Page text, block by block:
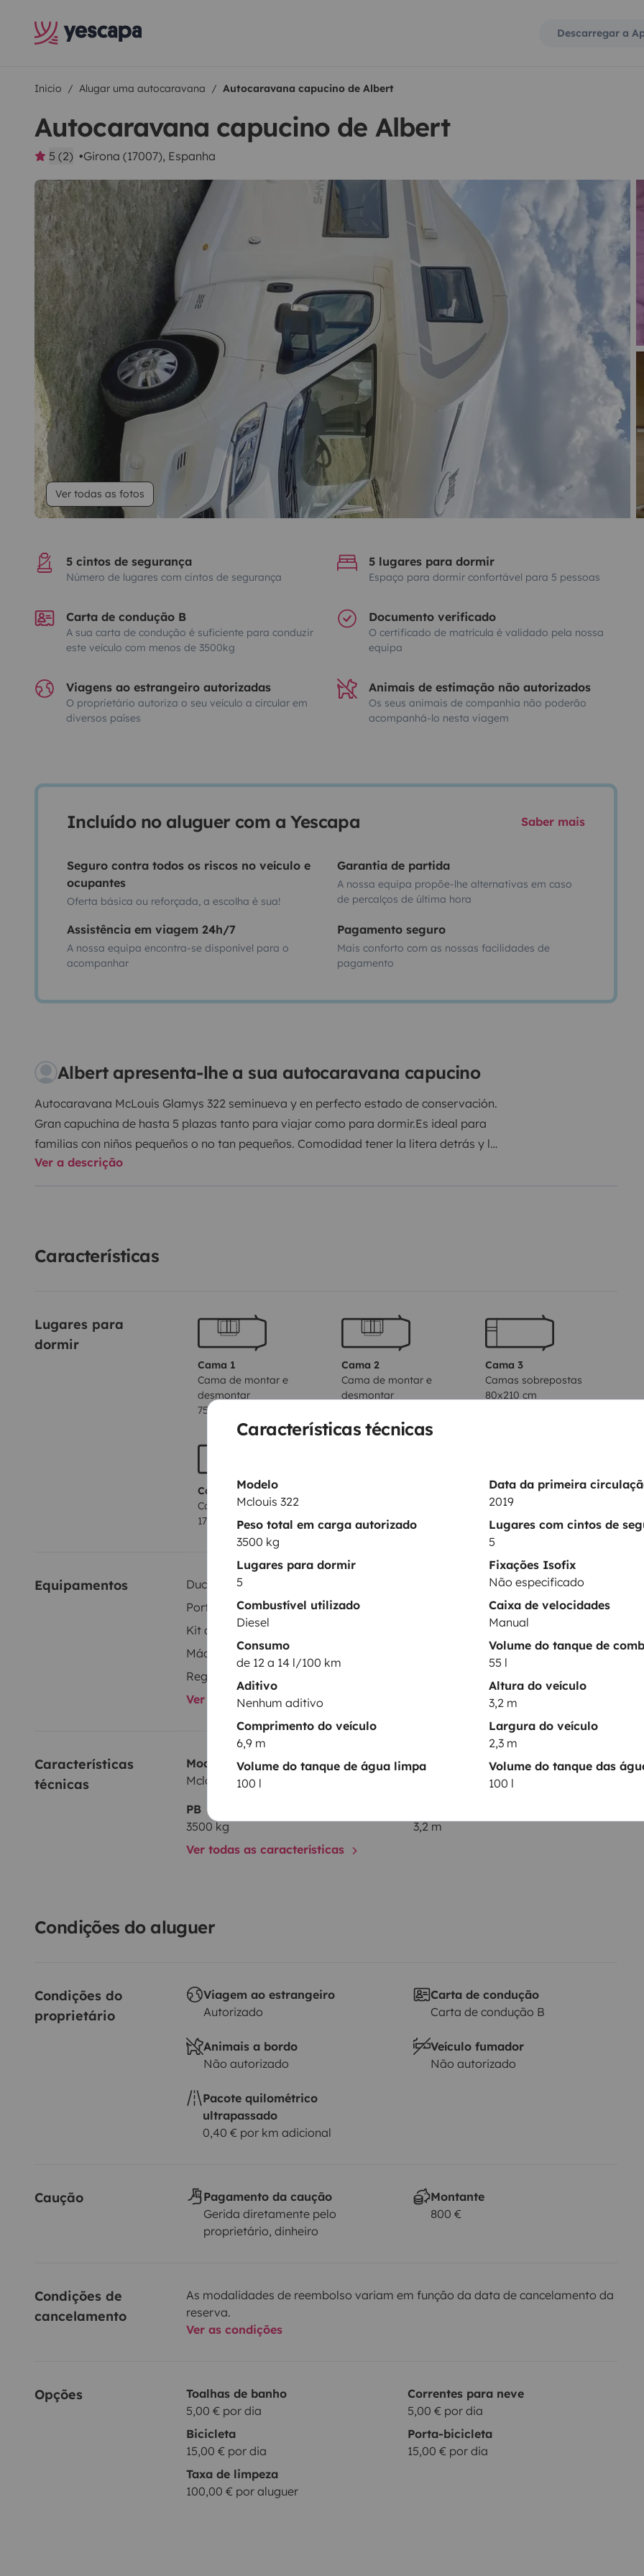
Características técnicas
Modelo
Mclouis 322
Data da primeira
2019
Peso total em carga autorizado
3500 kg
Lugares com cintos de
5
Lugares para dormir
5
Fixações Isofix
Não especificado
Combustível utilizado
Diesel
Caixa de velocidades
Manual
Consumo
de 12 a 14 l/100 km
Volume do tanque de
55 l
Aditivo
Nenhum aditivo
Altura do veículo
3,2 m
Comprimento do veículo
6,9 m
Largura do veículo
2,3 m
Volume do tanque de água limpa
100 l
Volume do tanque das
100 l
Descarregar a
Inicio Alugar uma autocaravana Autocaravana capucino de Albert
Autocaravana capucino de Albert
5 (2) Girona (17007), Espanha
Ver todas as fotos
5 cintos de segurança
Número de lugares com cintos de segurança
5 lugares para dormir
Espaço para dormir confortável para 5 pessoas
Carta de condução B
A sua carta de condução é suficiente para conduzir
este veículo com menos de 3500kg
Documento verificado
O certificado de matrícula é validado pela nossa
equipa
Viagens ao estrangeiro autorizadas
O proprietário autoriza o seu veículo a circular em
diversos países
Animais de estimação não autorizados
Os seus animais de companhia não poderão
acompanhá-lo nesta viagem
Incluído no aluguer com a Yescapa Saber mais
Seguro contra todos os riscos no veículo e
ocupantes
Oferta básica ou reforçada, a escolha é sua!
Garantia de partida
A nossa equipa propõe-lhe alternativas em caso
de percalços de última hora
Assistência em viagem 24h/7
A nossa equipa encontra-se disponível para o
acompanhar
Pagamento seguro
Mais conforto com as nossas facilidades de
pagamento
Albert apresenta-lhe a sua autocaravana capucino
Autocaravana McLouis Glamys 322 seminueva y en perfecto estado de conservación.
Gran capuchina de hasta 5 plazas tanto para viajar como para dormir.Es ideal para
familias con niños pequeños o no tan pequeños. Comodidad tener la litera detrás y la
cama de matrimonio siempre en disposición, sin tener que montar o desmontar
Ver a descrição
Características
Lugares para
dormir
Cama 1
Cama de montar e
desmontar
75x160 cm
Cama 2
Cama de montar e
desmontar
Cama 3
Camas sobrepostas
80x210 cm
Cama 4
Cama capucino
170x210 cm
Equipamentos Duche interior
Porta-bicicletas
Kit de louça
Kit de limpeza
Máquina de café
Direcção assistida
Ver todos os equipamentos
Características
técnicas
Modelo
Mclouis 322
Data de circulação
PB
3500 kg
3,2 m
Ver todas as características
Condições do aluguer
Condições do
proprietário
Viagem ao estrangeiro
Autorizado
Carta de condução
Carta de condução B
Animais a bordo
Não autorizado
Veículo fumador
Não autorizado
Pacote quilométrico
ultrapassado
0,40 € por km adicional
Caução
Pagamento da caução
Gerida diretamente pelo
proprietário, dinheiro
Montante
800 €
Condições de
cancelamento
As modalidades de reembolso variam em função da data de cancelamento da
reserva.
Ver as condições
Opções
Toalhas de banho
5,00 € por dia
Correntes para neve
5,00 € por dia
Bicicleta
15,00 € por dia
Porta-bicicleta
15,00 € por dia
Taxa de limpeza
100,00 € por aluguer